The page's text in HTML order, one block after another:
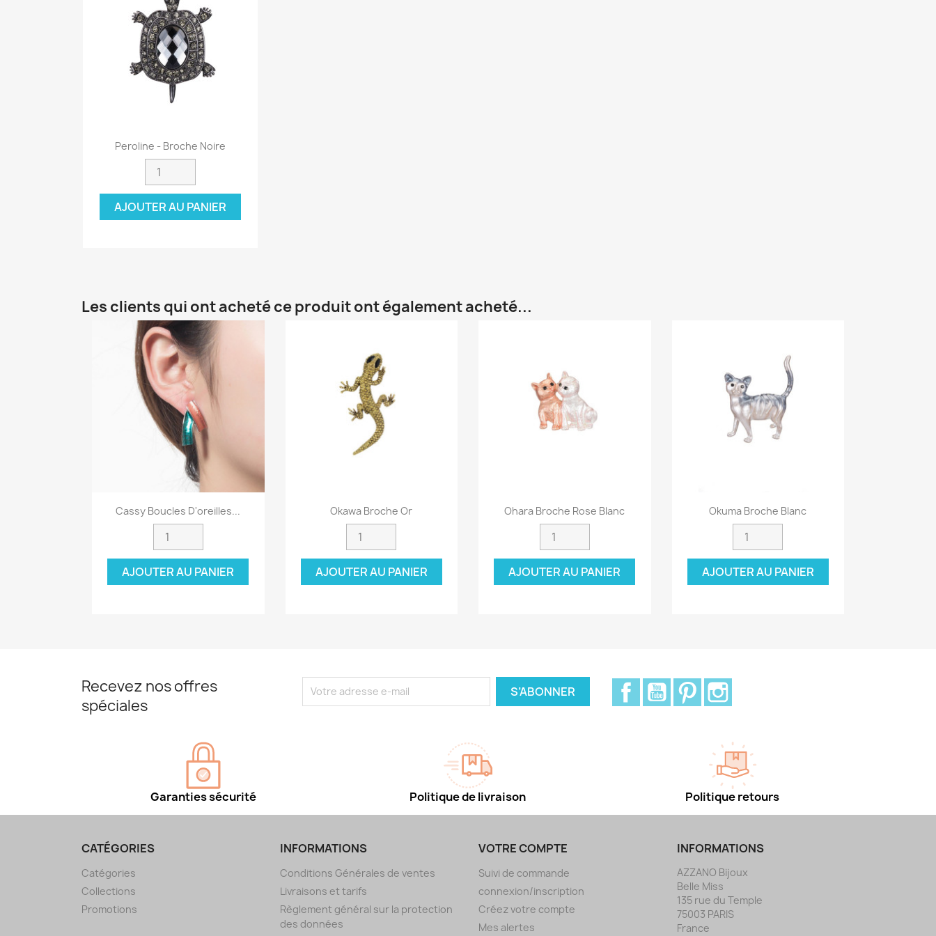
Aperçu rapide
Peroline - Broche Noire
AJOUTER AU PANIER
Les clients qui ont acheté ce produit ont également acheté...
Aperçu rapide
Cassy Boucles D'oreilles...
AJOUTER AU PANIER
Aperçu rapide
Okawa Broche Or
AJOUTER AU PANIER
Aperçu rapide
Ohara Broche Rose Blanc
AJOUTER AU PANIER
Aperçu rapide
Okuma Broche Blanc
AJOUTER AU PANIER
Recevez nos offres
spéciales
FacebookYouTubePinterest
Garanties sécurité Politique de livraison Politique retours
CATÉGORIES
Catégories
Collections
Promotions
INFORMATIONS
Conditions Générales de ventes
Livraisons et tarifs
Règlement général sur la protection
des données
VOTRE COMPTE
Suivi de commande
connexion/inscription
Créez votre compte
Mes alertes
INFORMATIONS
AZZANO Bijoux
Belle Miss
135 rue du Temple
75003 PARIS
France